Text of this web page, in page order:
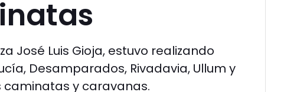
José Luis Gioja, estuvo realizando
Desamparados, Rivadavia, Ullum y
y caravanas.